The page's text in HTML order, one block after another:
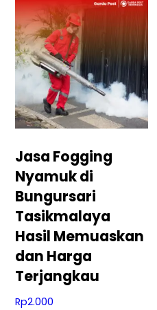
Jasa Fogging
Nyamuk di
Bungursari
Tasikmalaya
Hasil Memuaskan
dan Harga
Terjangkau
Rp2.000